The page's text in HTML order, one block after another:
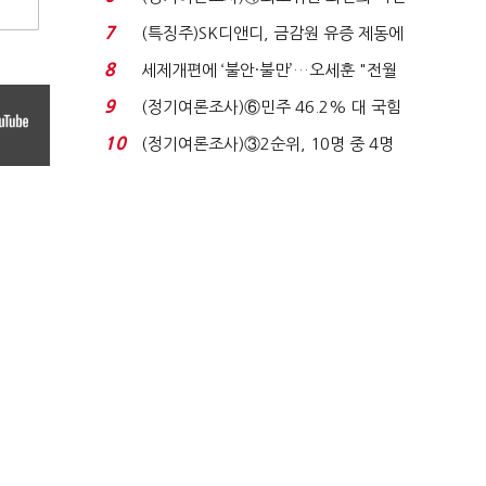
원 '양강'…서미...
7
(특징주)SK디앤디, 금감원 유증 제동에
장 초반 상한가...
8
세제개편에 ‘불안·불만’…오세훈 "전월
세 구하기 더 ...
9
(정기여론조사)⑥민주 46.2% 대 국힘
31.0%…오차범위 밖 ...
10
(정기여론조사)③2순위, 10명 중 4명